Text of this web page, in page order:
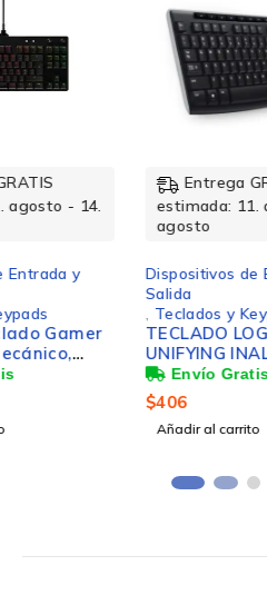
Entrega GRATIS
estimada: 11. agosto - 14.
Dispositivos de Entrada y
,Teclados y Keypads
TECLADO LOGITECH K270
UNIFYING INALAMBRICO
PC